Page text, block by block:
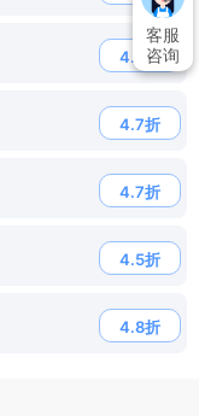
4.9折
4.7折
4.7折
4.5折
4.8折
客服
咨询